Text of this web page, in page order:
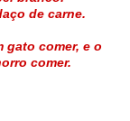
de carne.
gato comer, e o
comer.